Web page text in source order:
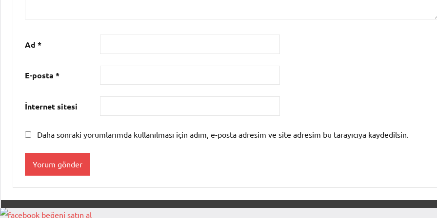
Ad *
E-posta *
İnternet sitesi
Daha sonraki yorumlarımda kullanılması için adım, e-posta adresim ve site adresim bu tarayıcıya kaydedilsin.